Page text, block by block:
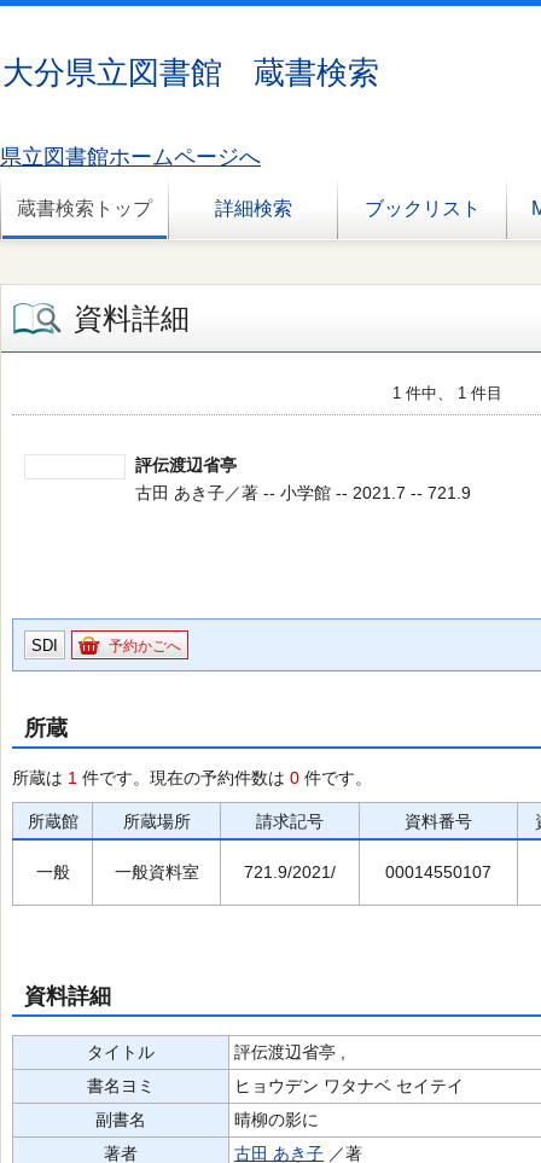
大分県立図書館 蔵書検索
県立図書館ホームページへ
蔵書検索トップ 詳細検索 ブックリスト
資料詳細
1 件中、 1 件目
評伝渡辺省亭
古田 あき子／著 -- 小学館 -- 2021.7 -- 721.9
SDI 予約かごへ
所蔵
所蔵は 1 件です。現在の予約件数は 0 件です。
所蔵館 所蔵場所 請求記号 資料番号
一般 一般資料室 721.9/2021/ 00014550107
資料詳細
タイトル
評伝渡辺省亭 ,
書名ヨミ
ヒョウデン ワタナベ セイテイ
副書名
晴柳の影に
著者
古田 あき子 ／著